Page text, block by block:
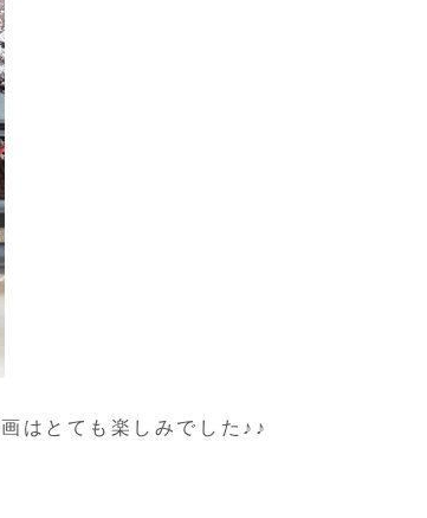
はとても楽しみでした♪♪